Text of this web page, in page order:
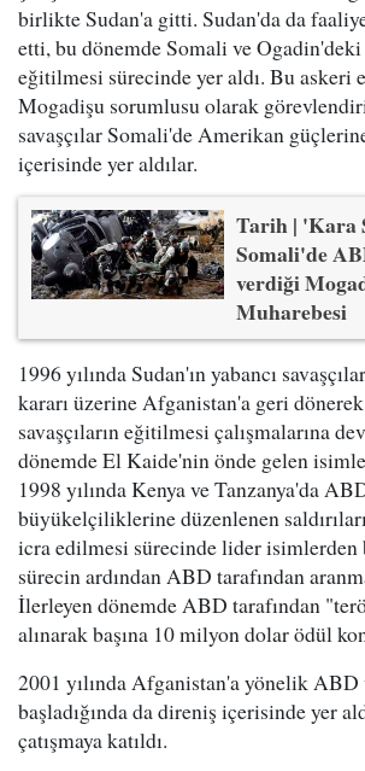
birlikte Sudan'a gitti. Sudan'da da
etti, bu dönemde Somali ve Ogadin'deki
eğitilmesi sürecinde yer aldı. Bu askeri
Mogadişu sorumlusu olarak
savaşçılar Somali'de Amerikan
içerisinde yer aldılar.
Tarih | 'Kara
Somali'de
verdiği
Muharebesi
1996 yılında Sudan'ın yabancı
kararı üzerine Afganistan'a geri
savaşçıların eğitilmesi çalışmalarına
dönemde El Kaide'nin önde gelen
1998 yılında Kenya ve Tanzanya'da
büyükelçiliklerine düzenlenen
icra edilmesi sürecinde lider
sürecin ardından ABD tarafından
İlerleyen dönemde ABD tarafından
alınarak başına 10 milyon dolar ödül
2001 yılında Afganistan'a yönelik
başladığında da direniş içerisinde yer
çatışmaya katıldı.